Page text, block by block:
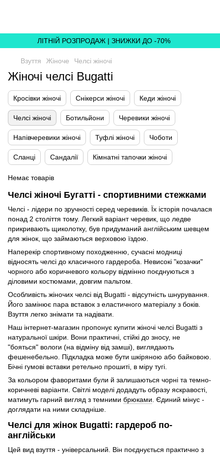
ЛІТНІЙ РОЗПРОДАЖ | ЗНИЖКИ ДО -70%
Взуття Жіноче Челсі жіночі
Жіночі челсі Bugatti
Кросівки жіночі Снікерси жіночі Кеди жіночі
Челсі жіночі Ботильйони Черевики жіночі
Напівчеревики жіночі Туфлі жіночі Чоботи
Сланці Сандалії Кімнатні тапочки жіночі
Немає товарів
Челсі жіночі Бугатті - спортивними стежками
Челсі - лідери по зручності серед черевиків. Їх історія почалася
понад 2 століття тому. Легкий варіант черевик, що ледве
прикривають щиколотку, був придуманий англійським шевцем
для жінок, що займаються верховою їздою.
Наперекір спортивному походженню, сучасні модниці
відносять челсі до класичного гардероба. Невисокі "козачки"
чорного або коричневого кольору відмінно поєднуються з
діловими костюмами, довгим пальтом.
Особливість жіночих челсі від Bugatti - відсутність шнурування.
Його замінює пара вставок з еластичного матеріалу з боків.
Взуття легко знімати та надівати.
Наш інтернет-магазин пропонує купити жіночі челсі Bugatti з
натуральної шкіри. Вони практичні, стійкі до зносу, не
"бояться" вологи (на відміну від замші), виглядають
фешенебельно. Підкладка може бути шкіряною або байковою.
Бічні гумові вставки ретельно прошиті, в міру тугі.
За кольором фаворитами були й залишаються чорні та темно-
коричневі варіанти. Світлі моделі додадуть образу яскравості,
матимуть гарний вигляд з темними брюками. Єдиний мінус -
доглядати на ними складніше.
Челсі для жінок Bugatti: гардероб по-
англійськи
Цей вид взуття - універсальний. Він поєднується практично з